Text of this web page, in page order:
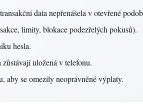
data nepřenášela v otevřené
limity, blokace podezřelých pokusů).
hesla.
uložená v telefonu.
aby se omezily neoprávněné výplaty.